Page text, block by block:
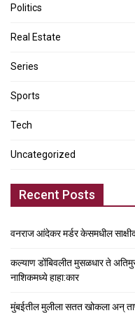
Politics
Real Estate
Series
Sports
Tech
Uncategorized
Recent Posts
वनराज आंदेकर मर्डर केसमधील
कल्याण डोंबिवलीत मुसळधार ते
नाशिकमध्ये हाहा:कार
मुंबईतील मुलीला सतत खोकला अन्